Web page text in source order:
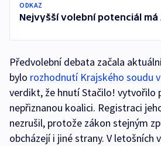
ODKAZ
Nejvyšší volební potenciál má
Předvolební debata začala
bylo rozhodnutí Krajského soudu
verdikt, že hnutí Stačilo! vytvořilo
nepřiznanou koalici. Registraci
nezrušil, protože zákon stejným
obcházejí i jiné strany. V letošních